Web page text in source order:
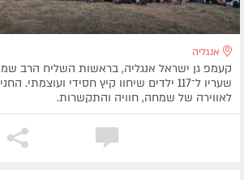
אנגליה
קעמפ גן ישראל אנגליה, בראשות השליח הרב
לאווירה של שמחה, חוויה והתקשרות.